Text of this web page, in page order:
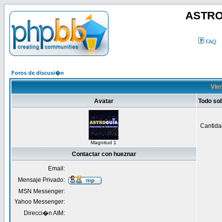
FAQ
Foros de discusi�n
Avatar Todo
Magnitud 1
Contactar con hueznar
Email:
Mensaje Privado:
MSN Messenger:
Yahoo Messenger:
Direcci�n AIM: